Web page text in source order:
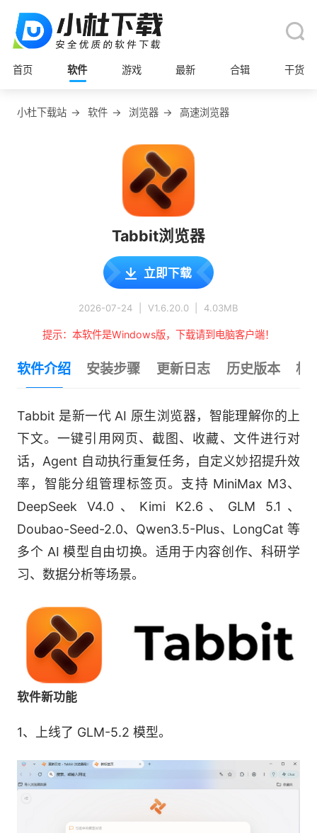
首页 软件 游戏 最新 合辑 干货
小杜下载站 → 软件 → 浏览器 → 高速浏览器
Tabbit浏览器
立即下载
2026-07-24 V1.6.20.0 4.03MB
提示：本软件是Windows版，下载请到电脑客户端！
软件介绍 安装步骤 更新日志 历史版本 相
Tabbit 是新一代 AI 原生浏览器，智能理解你的上
下文。一键引用网页、截图、收藏、文件进行对
话，Agent 自动执行重复任务，自定义妙招提升效
率，智能分组管理标签页。支持 MiniMax M3、
DeepSeek V4.0、Kimi K2.6、GLM 5.1、
Doubao-Seed-2.0、Qwen3.5-Plus、LongCat 等
多个 AI 模型自由切换。适用于内容创作、科研学
习、数据分析等场景。
软件新功能
1、上线了 GLM-5.2 模型。